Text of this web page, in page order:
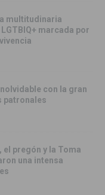
multitudinaria
marcada por
con la gran
patronales
el pregón y la Toma
una intensa